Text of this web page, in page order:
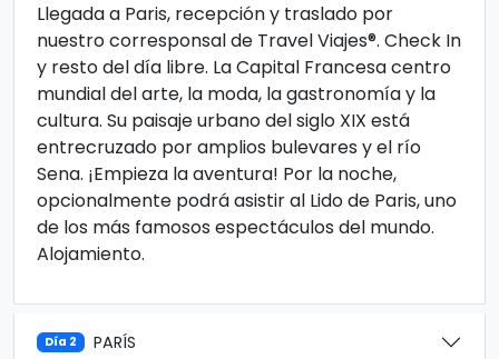
Llegada a Paris, recepción y traslado por
nuestro corresponsal de Travel Viajes®. Check In
y resto del día libre. La Capital Francesa centro
mundial del arte, la moda, la gastronomía y la
cultura. Su paisaje urbano del siglo XIX está
entrecruzado por amplios bulevares y el río
Sena. ¡Empieza la aventura! Por la noche,
opcionalmente podrá asistir al Lido de Paris, uno
de los más famosos espectáculos del mundo.
Alojamiento.
Día 2 PARÍS